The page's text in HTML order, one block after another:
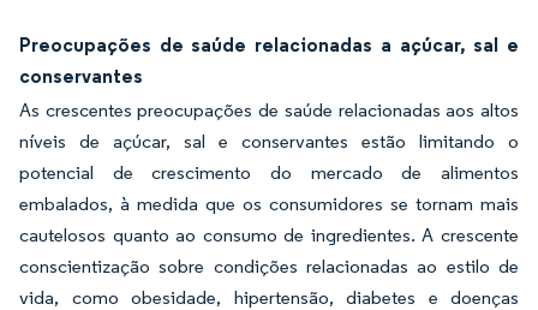
Preocupações de saúde relacionadas a açúcar, sal e
conservantes
As crescentes preocupações de saúde relacionadas aos altos
níveis de açúcar, sal e conservantes estão limitando o
potencial de crescimento do mercado de alimentos
embalados, à medida que os consumidores se tornam mais
cautelosos quanto ao consumo de ingredientes. A crescente
conscientização sobre condições relacionadas ao estilo de
vida, como obesidade, hipertensão, diabetes e doenças